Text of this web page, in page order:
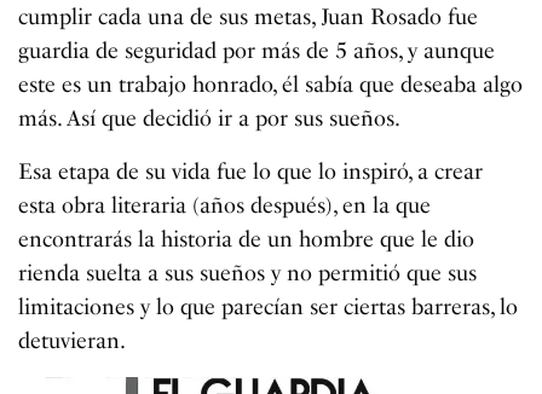
cumplir cada una de sus metas, Juan Rosado fue
guardia de seguridad por más de 5 años, y aunque
este es un trabajo honrado, él sabía que deseaba algo
más. Así que decidió ir a por sus sueños.
Esa etapa de su vida fue lo que lo inspiró, a crear
esta obra literaria (años después), en la que
encontrarás la historia de un hombre que le dio
rienda suelta a sus sueños y no permitió que sus
limitaciones y lo que parecían ser ciertas barreras, lo
detuvieran.